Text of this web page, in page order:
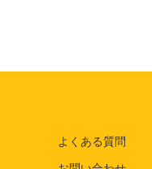
よくある質問